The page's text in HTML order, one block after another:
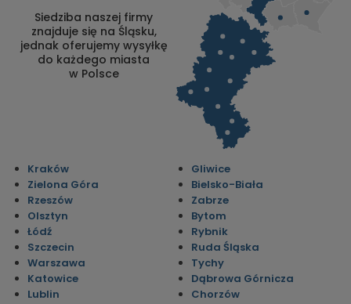
Siedziba naszej firmy
znajduje się na Śląsku,
jednak oferujemy wysyłkę
do każdego miasta
w Polsce
Kraków
Zielona Góra
Rzeszów
Olsztyn
Łódź
Szczecin
Warszawa
Katowice
Lublin
Gliwice
Bielsko-Biała
Zabrze
Bytom
Rybnik
Ruda Śląska
Tychy
Dąbrowa Górnicza
Chorzów